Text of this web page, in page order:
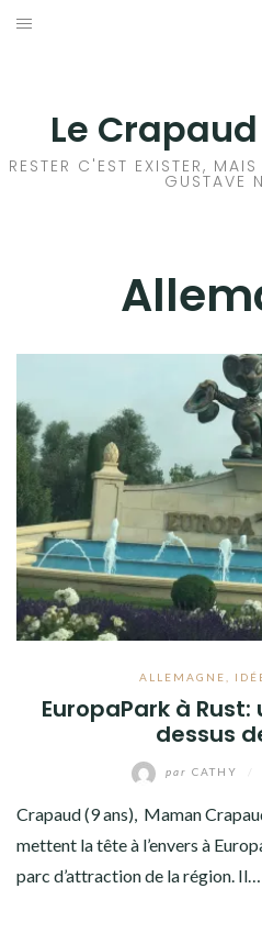
Aller
Le
RESTER C'EST EXISTER,
GUSTAVE
ALLEMAGNE
EuropaPark à
dessus
par CATHY
Crapaud (9 ans), Maman
mettent la tête à l’envers à
parc d’attraction de la région. Il…
EUROPE
ITALIE
NORVÈGE
SLOVÉNIE
AFRIQUE
ASIE
AMÉRIQUE DU NORD
AMÉRIQUE DU SUD